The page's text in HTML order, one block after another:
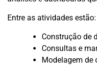
Entre as atividades estão:
Construção de
Consultas e
Modelagem de